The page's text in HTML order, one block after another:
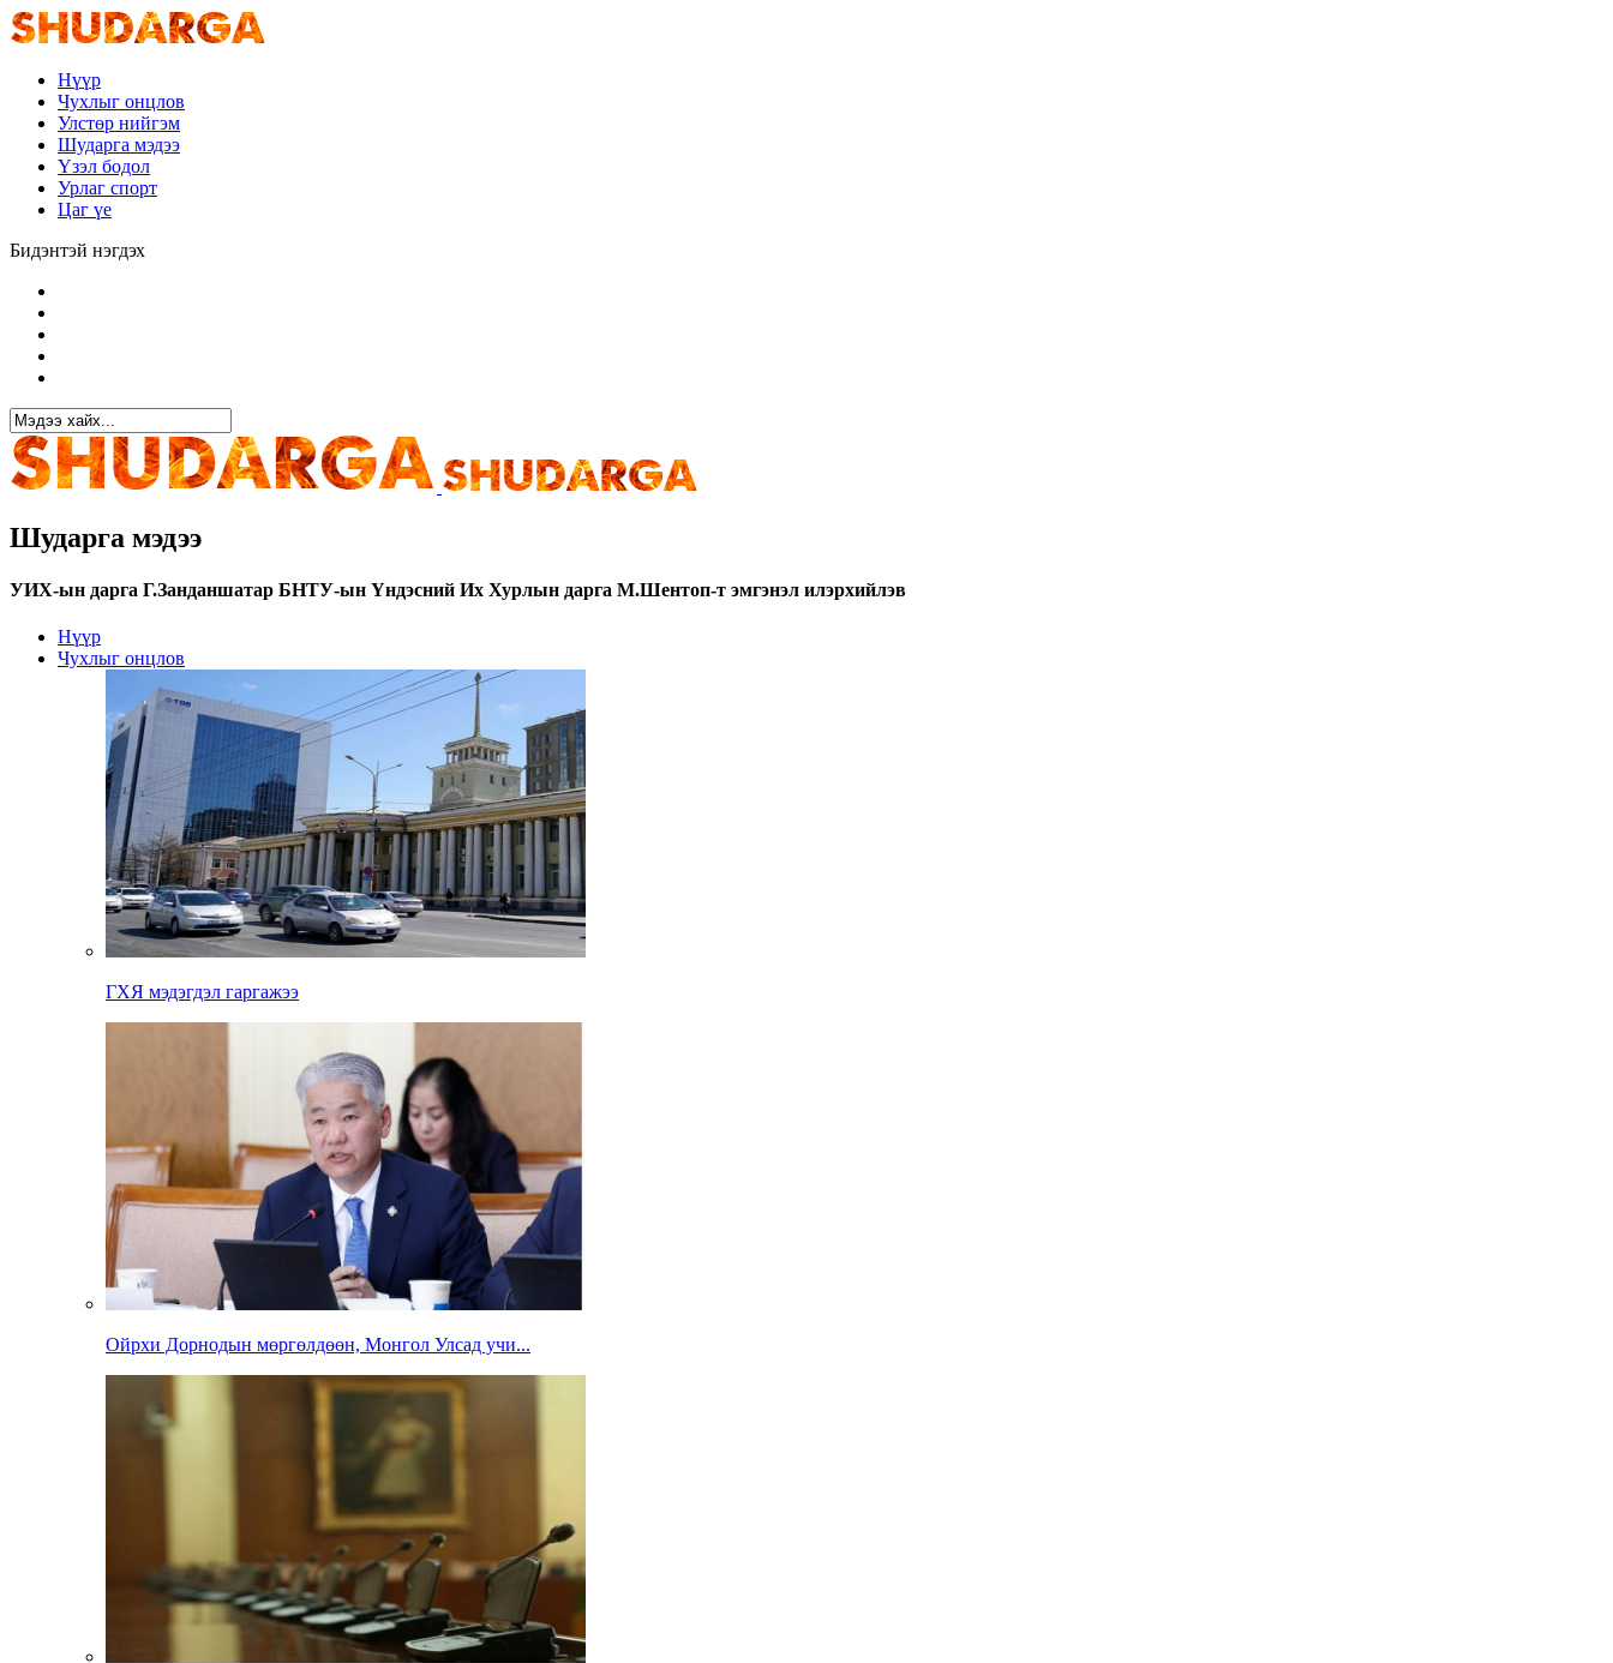
Нүүр
Чухлыг онцлов
Улстөр нийгэм
Шударга мэдээ
Үзэл бодол
Урлаг спорт
Цаг үе
Бидэнтэй нэгдэх
Шударга мэдээ
УИХ-ын дарга Г.Занданшатар БНТУ-ын Үндэсний Их Хурлын дарга М.Шентоп-т эмгэнэл илэрхийлэв
Нүүр
Чухлыг онцлов
ГХЯ мэдэгдэл гаргажээ
Ойрхи Дорнодын мөргөлдөөн, Монгол Улсад учи...